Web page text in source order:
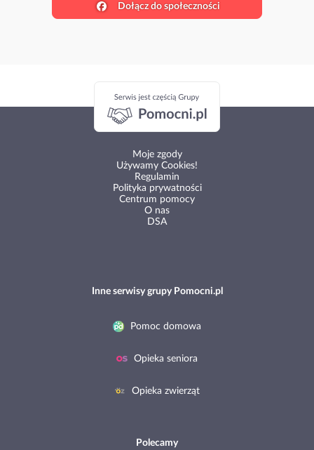
Dołącz do społeczności
Moje zgody
Używamy Cookies!
Regulamin
Polityka prywatności
Centrum pomocy
O nas
DSA
Inne serwisy grupy Pomocni.pl
Pomoc domowa
Opieka seniora
Opieka zwierząt
Polecamy